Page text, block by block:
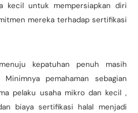
kecil untuk mempersiapkan diri
mereka terhadap sertifikasi
kepatuhan penuh masih
pemahaman sebagian
pelaku usaha mikro dan kecil ,
biaya sertifikasi halal menjadi